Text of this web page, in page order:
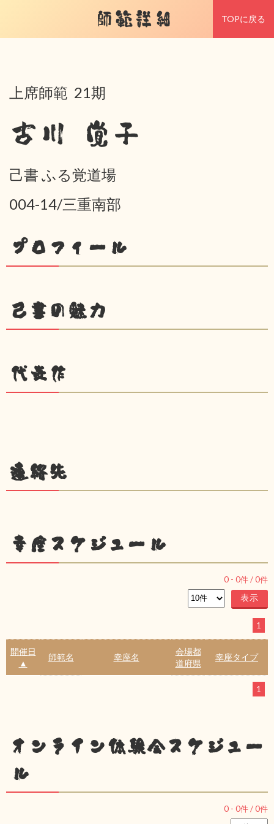
師範詳細 TOPに戻る
上席師範 21期
古川 覚子
己書 ふる覚道場
004-14/三重南部
プロフィール
己書の魅力
代表作
連絡先
幸座スケジュール
0 - 0件 /0件
1
開催日
▲
師範名 幸座名
会場都
道府県
幸座タイプ
1
オンライン体験会スケジュー
ル
0 - 0件 /0件